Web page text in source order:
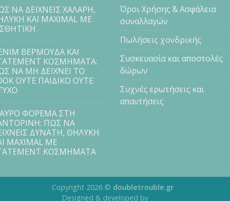
ΝΑ ΔΕΙΧΝΕΙΣ ΧΑΛΑΡΗ,
ΚΑΙ MAXIMAL ΜΕ
ΒΕΡΜΟΥΔΑ ΚΑΙ
ΚΟΣΜΗΜΑΤΑ:
ΝΑ ΜΗ ΔΕΙΧΝΕΙ ΤΟ
ΟΥΤΕ ΠΑΙΔΙΚΟ ΟΥΤΕ
ΦΟΡΕΜΑ ΣΤΗ
ΠΩΣ ΝΑ
ΔΥΝΑΤΗ, ΘΗΛΥΚΗ
MAXIMAL ΜΕ
ΚΟΣΜΗΜΑΤΑ
Όροι Χρήσης & Ασφάλεια
συναλλαγών
Πωλήσεις χονδρικής
Συσκευασία και αποστολές
δώρων
Συχνές ερωτήσεις και
απαντήσεις
Copyright 2026 © doubletrouble.gr
Designed & developed by